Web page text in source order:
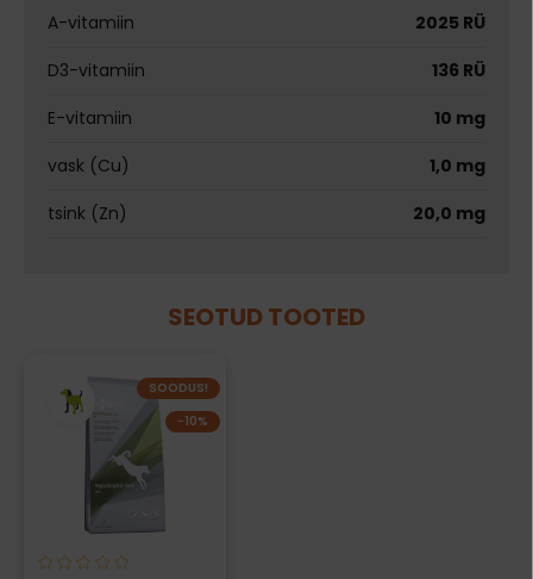
A-vitamiin
2025 RÜ
D3-vitamiin
136 RÜ
E-vitamiin
10 mg
vask (Cu)
1,0 mg
tsink (Zn)
20,0 mg
SEOTUD TOOTED
SOODUS!
−10%